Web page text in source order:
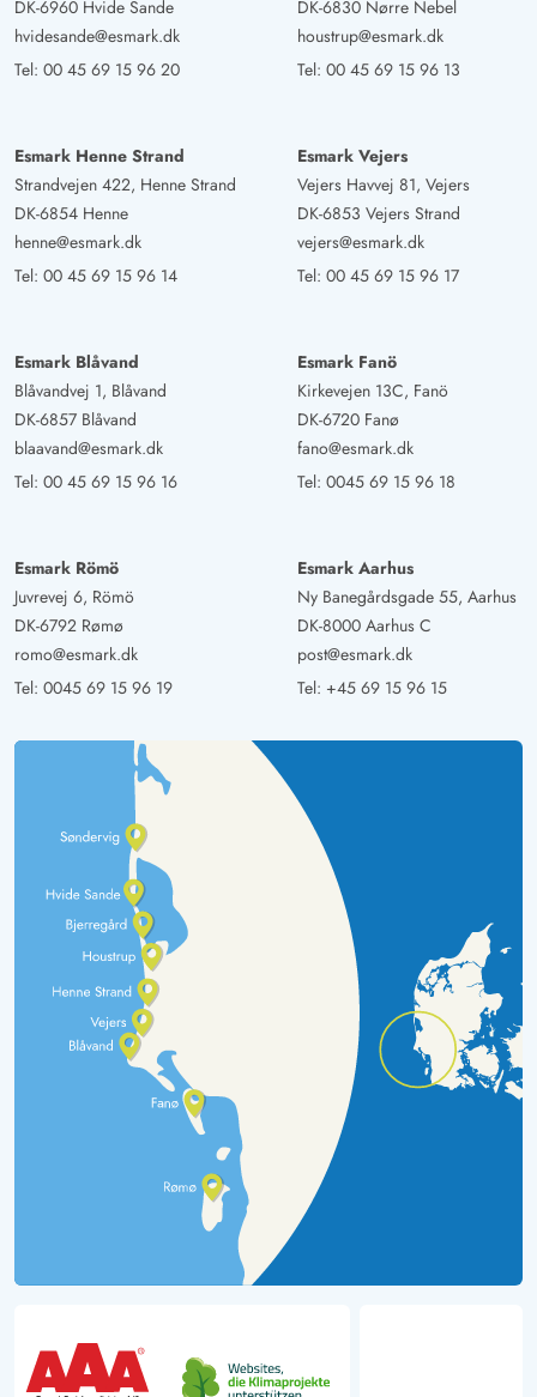
DK-6960 Hvide Sande
hvidesande@esmark.dk
Tel: 00 45 69 15 96 20
DK-6830 Nørre Nebel
houstrup@esmark.dk
Tel: 00 45 69 15 96 13
Esmark Henne Strand
Strandvejen 422, Henne Strand
DK-6854 Henne
henne@esmark.dk
Tel: 00 45 69 15 96 14
Esmark Vejers
Vejers Havvej 81, Vejers
DK-6853 Vejers Strand
vejers@esmark.dk
Tel: 00 45 69 15 96 17
Esmark Blåvand
Blåvandvej 1, Blåvand
DK-6857 Blåvand
blaavand@esmark.dk
Tel: 00 45 69 15 96 16
Esmark Fanö
Kirkevejen 13C, Fanö
DK-6720 Fanø
fano@esmark.dk
Tel: 0045 69 15 96 18
Esmark Römö
Juvrevej 6, Römö
DK-6792 Rømø
romo@esmark.dk
Tel: 0045 69 15 96 19
Esmark Aarhus
Ny Banegårdsgade 55, Aarhus
DK-8000 Aarhus C
post@esmark.dk
Tel: +45 69 15 96 15